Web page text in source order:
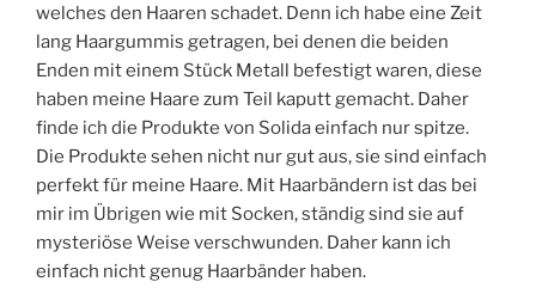
welches den Haaren schadet. Denn ich habe eine Zeit
lang Haargummis getragen, bei denen die beiden
Enden mit einem Stück Metall befestigt waren, diese
haben meine Haare zum Teil kaputt gemacht. Daher
finde ich die Produkte von Solida einfach nur spitze.
Die Produkte sehen nicht nur gut aus, sie sind einfach
perfekt für meine Haare. Mit Haarbändern ist das bei
mir im Übrigen wie mit Socken, ständig sind sie auf
mysteriöse Weise verschwunden. Daher kann ich
einfach nicht genug Haarbänder haben.